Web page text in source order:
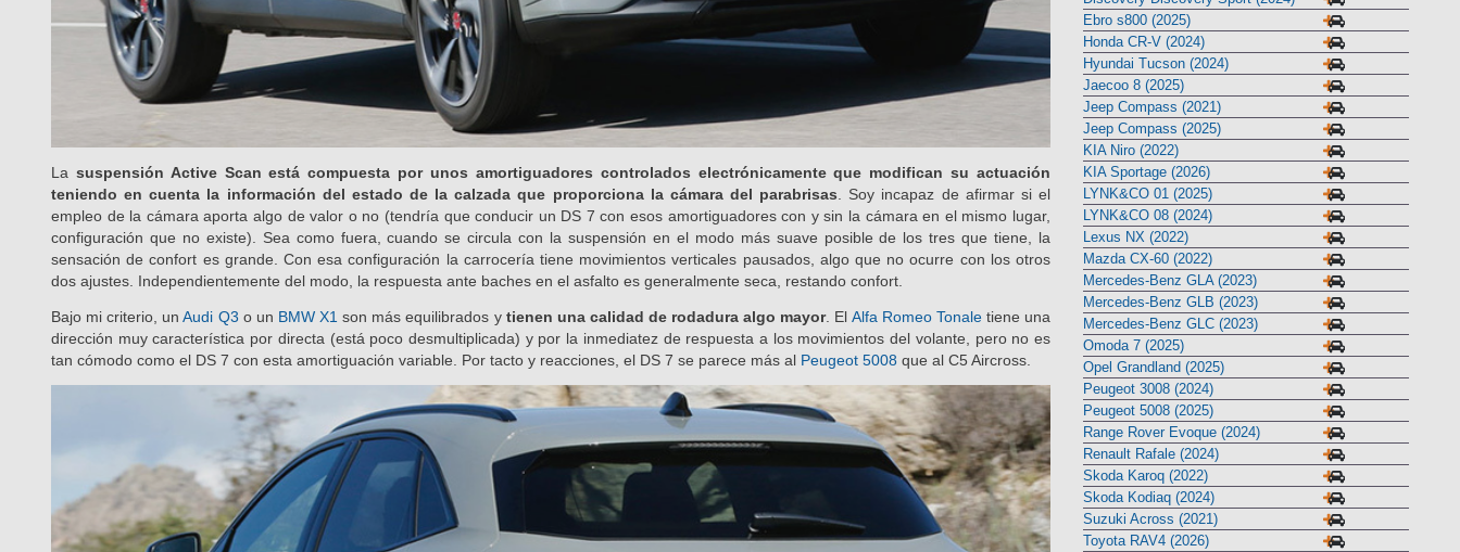
La suspensión Active Scan está compuesta por unos amortiguadores controlados electrónicamente que modifican su actuación
teniendo en cuenta la información del estado de la calzada que proporciona la cámara del parabrisas . Soy incapaz de afirmar si el
empleo de la cámara aporta algo de valor o no (tendría que conducir un DS 7 con esos amortiguadores con y sin la cámara en el mismo lugar,
configuración que no existe). Sea como fuera, cuando se circula con la suspensión en el modo más suave posible de los tres que tiene, la
sensación de confort es grande. Con esa configuración la carrocería tiene movimientos verticales pausados, algo que no ocurre con los otros
dos ajustes. Independientemente del modo, la respuesta ante baches en el asfalto es generalmente seca, restando confort.
Bajo mi criterio, unAudi Q3 o un BMW X1 son más equilibrados y tienen una calidad de rodadura algo mayor. El Alfa Romeo Tonaletiene una
dirección muy característica por directa (está poco desmultiplicada) y por la inmediatez de respuesta a los movimientos del volante, pero no es
tan cómodo como el DS 7 con esta amortiguación variable. Por tacto y reacciones, el DS 7 se parece más al Peugeot 5008 que al C5 Aircross.
Ebro s800 (2025)
Honda CR-V (2024)
Hyundai Tucson (2024)
Jaecoo 8 (2025)
Jeep Compass (2021)
Jeep Compass (2025)
KIA Niro (2022)
KIA Sportage (2026)
LYNK&CO 01 (2025)
LYNK&CO 08 (2024)
Lexus NX (2022)
Mazda CX-60 (2022)
Mercedes-Benz GLA (2023)
Mercedes-Benz GLB (2023)
Mercedes-Benz GLC (2023)
Omoda 7 (2025)
Opel Grandland (2025)
Peugeot 3008 (2024)
Peugeot 5008 (2025)
Range Rover Evoque (2024)
Renault Rafale (2024)
Skoda Karoq (2022)
Skoda Kodiaq (2024)
Suzuki Across (2021)
Toyota RAV4 (2026)